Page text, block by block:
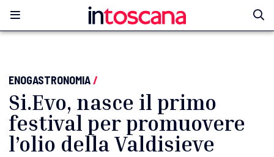
ENOGASTRONOMIA/
Si.Evo, nasce il primo
festival per promuovere
l’olio della Valdisieve